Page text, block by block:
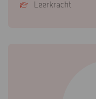
Leerkracht